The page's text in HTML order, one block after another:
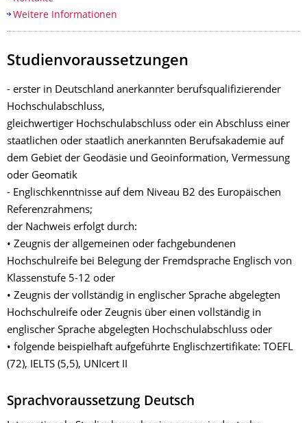
Weitere Informationen
Studienvoraussetzungen
- erster in Deutschland anerkannter berufsqualifizierender
Hochschulabschluss,
gleichwertiger Hochschulabschluss oder ein Abschluss einer
staatlichen oder staatlich anerkannten Berufsakademie auf
dem Gebiet der Geodäsie und Geoinformation, Vermessung
oder Geomatik
- Englischkenntnisse auf dem Niveau B2 des Europäischen
Referenzrahmens;
der Nachweis erfolgt durch:
• Zeugnis der allgemeinen oder fachgebundenen
Hochschulreife bei Belegung der Fremdsprache Englisch von
Klassenstufe 5-12 oder
• Zeugnis der vollständig in englischer Sprache abgelegten
Hochschulreife oder Zeugnis über einen vollständig in
englischer Sprache abgelegten Hochschulabschluss oder
• folgende beispielhaft aufgeführte Englischzertifikate: TOEFL
(72), IELTS (5,5), UNIcert II
Sprachvoraussetzung Deutsch